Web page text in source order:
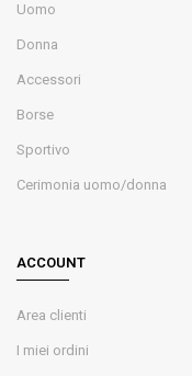
Uomo
Donna
Accessori
Borse
Sportivo
Cerimonia uomo/donna
ACCOUNT
Area clienti
I miei ordini